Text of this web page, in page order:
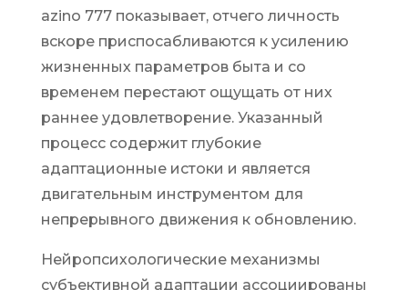
azino 777 показывает, отчего личность
вскоре приспосабливаются к усилению
жизненных параметров быта и со
временем перестают ощущать от них
раннее удовлетворение. Указанный
процесс содержит глубокие
адаптационные истоки и является
двигательным инструментом для
непрерывного движения к обновлению.
Нейропсихологические механизмы
субъективной адаптации ассоциированы